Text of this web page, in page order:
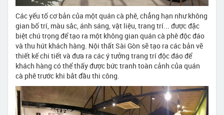
Các yếu tố cơ bản của một quán cà phê, chẳng hạn như không
gian bố trí, màu sắc, ánh sáng, vật liệu, trang trí... được đặc
biệt chú trọng để tạo ra một không gian quán cà phê độc đáo
và thu hút khách hàng. Nội thất Sài Gòn sẽ tạo ra các bản vẽ
thiết kế chi tiết và đưa ra các ý tưởng trang trí độc đáo để
khách hàng có thể thấy được bức tranh toàn cảnh của quán
cà phê trước khi bắt đầu thi công.